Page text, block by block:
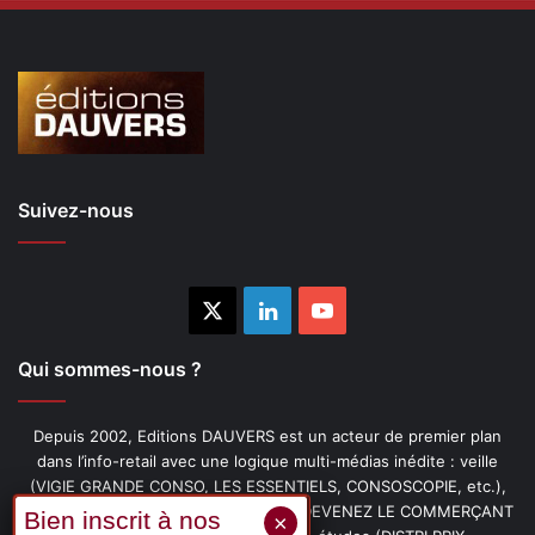
Suivez-nous
LinkedinYouTube
Qui sommes-nous ?
Depuis 2002, Editions DAUVERS est un acteur de premier plan
dans l’info-retail avec une logique multi-médias inédite : veille
(VIGIE GRANDE CONSO, LES ESSENTIELS, CONSOSCOPIE, etc.),
livres (PENSER-CLIENT, IMAGE-PRIX, DEVENEZ LE COMMERÇANT